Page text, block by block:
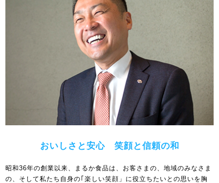
おいしさと安心 笑顔と信頼の和
昭和36年の創業以来、まるか食品は、お客さまの、地域のみなさま
の、そして私たち自身の｢楽しい笑顔」に役立ちたいとの思いを胸